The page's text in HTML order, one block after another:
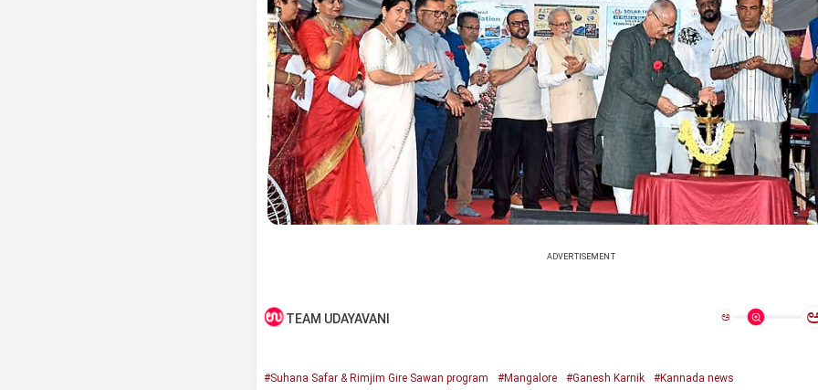
ADVERTISEMENT
TEAM UDAYAVANI ಅ
#Suhana Safar & Rimjim Gire Sawan program #Mangalore #Ganesh Karnik #Kannada news